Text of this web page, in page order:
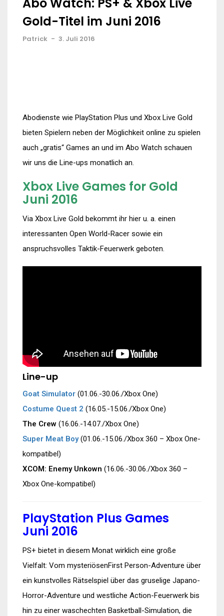
Gold-Titel im Juni 2016
Patrick - 3. Juli 2016
Abodienste wie PlayStation Plus und Xbox Live Gold
bieten Spielern neben der Möglichkeit online zu spielen
auch „gratis“ Games an und im Abo Watch schauen
wir uns die Line-ups monatlich an.
Xbox Live Games for Gold
Juni 2016
Via Xbox Live Gold bekommt ihr hier u. a. einen
interessanten Open World-Racer sowie ein
anspruchsvolles Taktik-Feuerwerk geboten.
Line-up
Goat Simulator (01.06.-30.06./Xbox One)
Costume Quest 2 (16.05.-15.06./Xbox One)
The Crew (16.06.-14.07./Xbox One)
Super Meat Boy(01.06.-15.06./Xbox 360 – Xbox One-
kompatibel)
XCOM: Enemy Unkown (16.06.-30.06./Xbox 360 –
Xbox One-kompatibel)
PlayStation Plus Games
Juni 2016
PS+ bietet in diesem Monat wirklich eine große
Vielfalt: Vom mysteriösenFirst Person-Adventure über
ein kunstvolles Rätselspiel über das gruselige Japano-
Horror-Adventure und westliche Action-Feuerwerk bis
hin zu einer waschechten Basketball-Simulation, die